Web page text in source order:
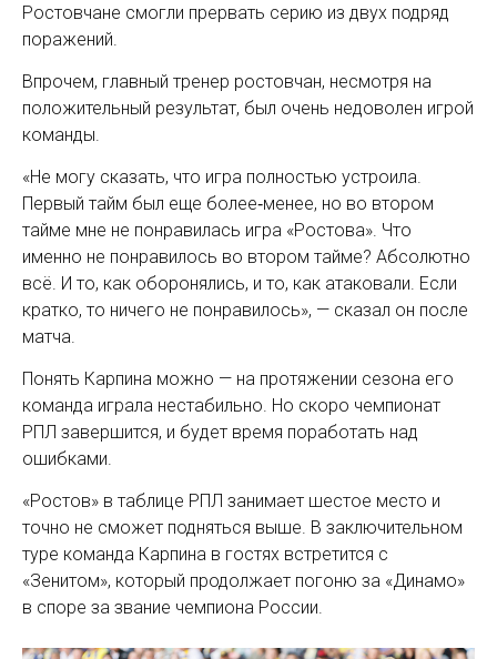
Ростовчане смогли прервать серию из двух подряд
поражений.
Впрочем, главный тренер ростовчан, несмотря на
положительный результат, был очень недоволен игрой
команды.
«Не могу сказать, что игра полностью устроила.
Первый тайм был еще более‑менее, но во втором
тайме мне не понравилась игра «Ростова». Что
именно не понравилось во втором тайме? Абсолютно
всё. И то, как оборонялись, и то, как атаковали. Если
кратко, то ничего не понравилось», — сказал он после
матча.
Понять Карпина можно — на протяжении сезона его
команда играла нестабильно. Но скоро чемпионат
РПЛ завершится, и будет время поработать над
ошибками.
«Ростов» в таблице РПЛ занимает шестое место и
точно не сможет подняться выше. В заключительном
туре команда Карпина в гостях встретится с
«Зенитом», который продолжает погоню за «Динамо»
в споре за звание чемпиона России.